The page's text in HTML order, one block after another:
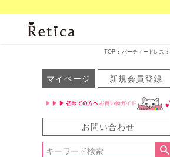
TOP パーティードレス
マイページ 新規会員登録
お問い合わせ